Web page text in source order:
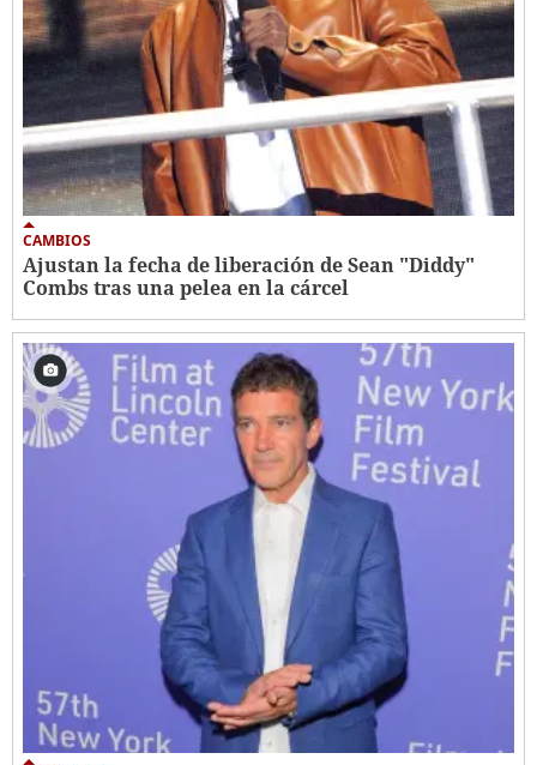
CAMBIOS
Ajustan la fecha de liberación de Sean "Diddy"
Combs tras una pelea en la cárcel